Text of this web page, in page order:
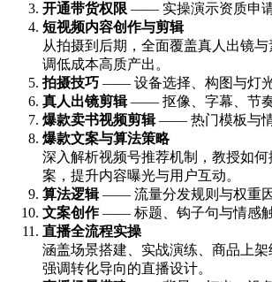
开通带货权限 —— 实操演示资质申
短视频内容创作与剪辑
从拍摄到后期，全面覆盖真人出镜
调低成本高质产出。
拍摄技巧 —— 设备选择、构图与灯
真人出镜剪辑—— 抠像、字幕、节
爆款卖书视频剪辑—— 热门模板与
爆款文案与算法策略
深入解析视频号推荐机制，教授如
案，提升内容曝光与用户互动。
算法逻辑—— 流量分发规则与权重
文案创作—— 标题、钩子句与情感
直播全流程实操
涵盖场景搭建、实战演练、商品上架
强调转化导向的直播设计。